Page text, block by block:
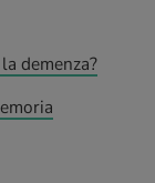
demenza?